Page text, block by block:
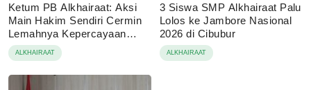
Ketum PB Alkhairaat: Aksi
Main Hakim Sendiri Cermin
Lemahnya Kepercayaan
Hukum
ALKHAIRAAT
3 Siswa SMP Alkhairaat Palu
Lolos ke Jambore Nasional
2026 di Cibubur
ALKHAIRAAT